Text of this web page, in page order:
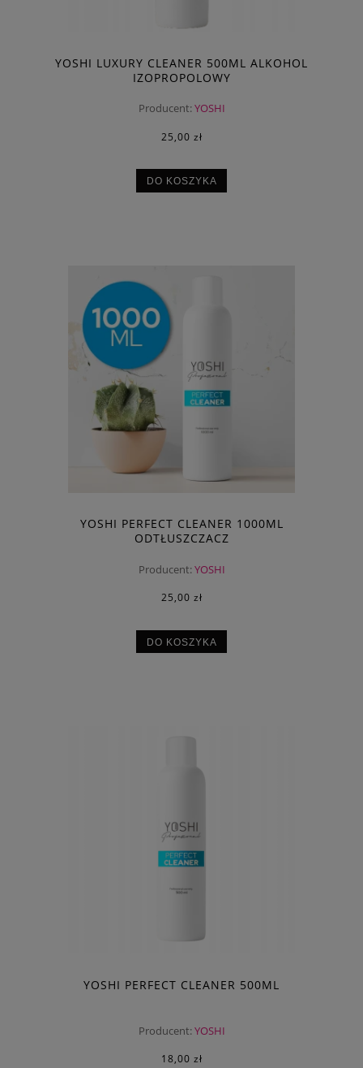
YOSHI LUXURY CLEANER 500ML ALKOHOL
IZOPROPOLOWY
Producent:YOSHI
25,00 zł
DO KOSZYKA
YOSHI PERFECT CLEANER 1000ML
ODTŁUSZCZACZ
Producent:YOSHI
25,00 zł
DO KOSZYKA
YOSHI PERFECT CLEANER 500ML
Producent:YOSHI
18,00 zł